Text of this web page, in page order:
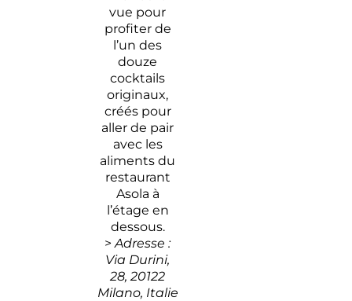
vue pour
profiter de
l’un des
douze
cocktails
originaux,
créés pour
aller de pair
avec les
aliments du
restaurant
Asola à
l’étage en
dessous.
>Adresse :
Via Durini,
28, 20122
Milano, Italie